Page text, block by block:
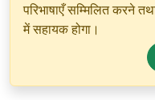
परिभाषाएँ सम्मिलित करने
में सहायक होगा।